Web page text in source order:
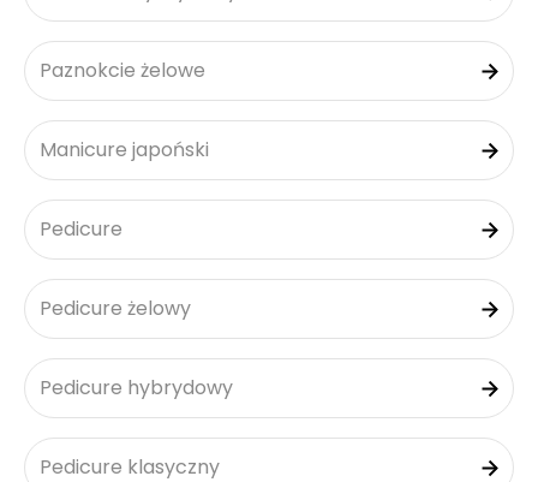
Paznokcie żelowe
Manicure japoński
Pedicure
Pedicure żelowy
Pedicure hybrydowy
Pedicure klasyczny